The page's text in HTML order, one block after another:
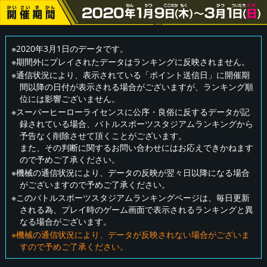
※2020年3月1日のデータです。
※期間外にプレイされたデータはランキングに反映されません。
※通信状況により、表示されている「ポイント送信日」に開催期
間以降の日付が表示される場合がございますが、ランキング順
位には影響ございません。
※スーパーヒーローライセンスに公序・良俗に反するデータが記
録されている場合、バトルスポーツスタジアムランキングから
予告なく削除させて頂くことがございます。
また、その判断に関するお問い合わせにはお応えできかねます
ので予めご了承ください。
※機械の通信状況により、データの反映が翌々日以降になる場合
がございますので予めご了承ください。
※このバトルスポーツスタジアムランキングページは、毎日更新
される為、プレイ時のゲーム画面で表示されるランキングと異
なる場合がございます。
※機械の通信状況により、データが反映されない場合がございま
すので予めご了承ください。